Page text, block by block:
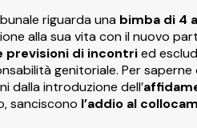
riguarda una bimba di 4
alla sua vita con il nuovo
previsioni di incontried
genitoriale. Per
dalla introduzione dell’
sanciscono l’addio al